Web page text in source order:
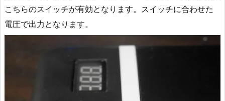
こちらのスイッチが有効となります。スイッチに合わせた
電圧で出力となります。